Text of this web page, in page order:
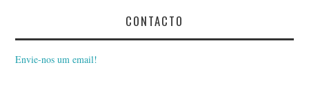
CONTACTO
Envie-nos um email!